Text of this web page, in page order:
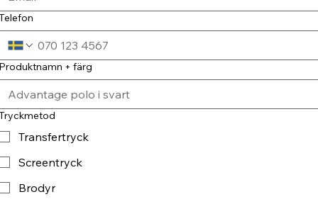
+ färg
Transfertryck
Screentryck
Brodyr